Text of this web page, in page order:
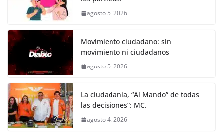
b
o
o
k
A
p
n
er
agosto 5, 2026
Movimiento ciudadano: sin
movimiento ni ciudadanos
agosto 5, 2026
La ciudadanía, “Al Mando” de todas
las decisiones”: MC.
agosto 4, 2026